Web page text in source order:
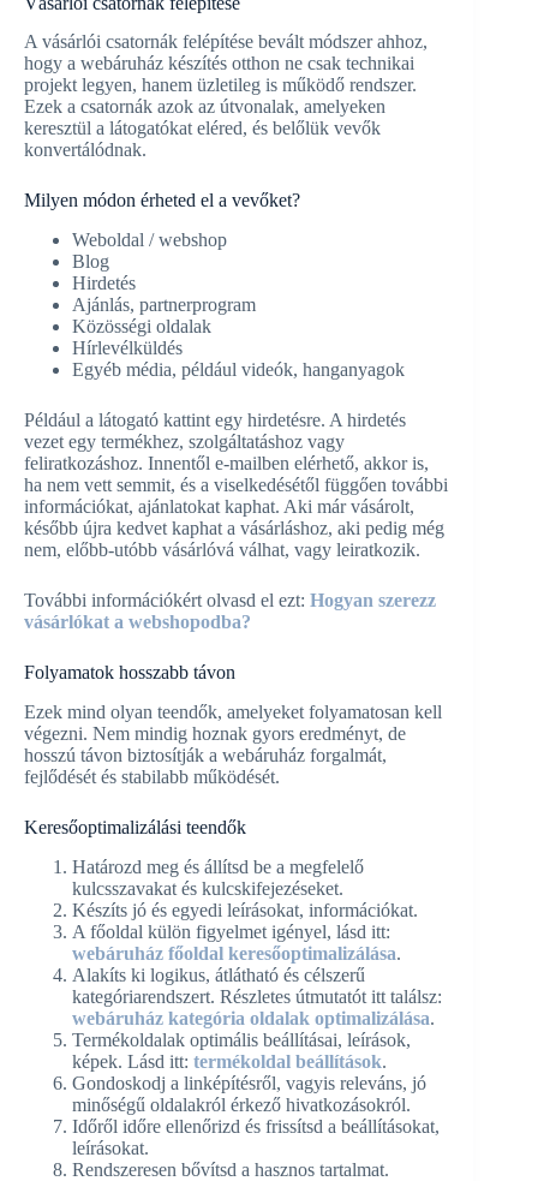
A vásárlói csatornák felépítése bevált módszer ahhoz,
hogy a webáruház készítés otthon ne csak technikai
projekt legyen, hanem üzletileg is működő rendszer.
Ezek a csatornák azok az útvonalak, amelyeken
keresztül a látogatókat eléred, és belőlük vevők
konvertálódnak.
Milyen módon érheted el a vevőket?
Weboldal / webshop
Blog
Hirdetés
Ajánlás, partnerprogram
Közösségi oldalak
Hírlevélküldés
Egyéb média, például videók, hanganyagok
Például a látogató kattint egy hirdetésre. A hirdetés
vezet egy termékhez, szolgáltatáshoz vagy
feliratkozáshoz. Innentől e-mailben elérhető, akkor is,
ha nem vett semmit, és a viselkedésétől függően további
információkat, ajánlatokat kaphat. Aki már vásárolt,
később újra kedvet kaphat a vásárláshoz, aki pedig még
nem, előbb-utóbb vásárlóvá válhat, vagy leiratkozik.
További információkért olvasd el ezt: Hogyan szerezz
vásárlókat a webshopodba?
Folyamatok hosszabb távon
Ezek mind olyan teendők, amelyeket folyamatosan kell
végezni. Nem mindig hoznak gyors eredményt, de
hosszú távon biztosítják a webáruház forgalmát,
fejlődését és stabilabb működését.
Keresőoptimalizálási teendők
Határozd meg és állítsd be a megfelelő
kulcsszavakat és kulcskifejezéseket.
Készíts jó és egyedi leírásokat, információkat.
A főoldal külön figyelmet igényel, lásd itt:
webáruház főoldal keresőoptimalizálása.
Alakíts ki logikus, átlátható és célszerű
kategóriarendszert. Részletes útmutatót itt találsz:
webáruház kategória oldalak optimalizálása.
Termékoldalak optimális beállításai, leírások,
képek. Lásd itt: termékoldal beállítások.
Gondoskodj a linképítésről, vagyis releváns, jó
minőségű oldalakról érkező hivatkozásokról.
Időről időre ellenőrizd és frissítsd a beállításokat,
leírásokat.
Rendszeresen bővítsd a hasznos tartalmat.